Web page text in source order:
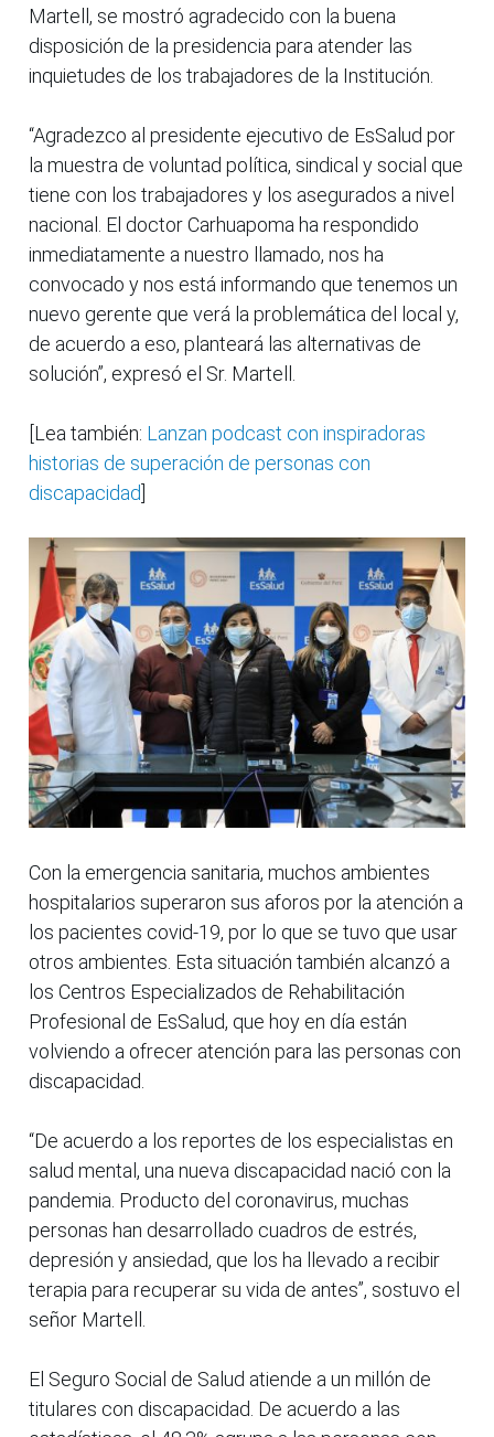
Martell, se mostró agradecido con la buena
disposición de la presidencia para atender las
inquietudes de los trabajadores de la Institución.
“Agradezco al presidente ejecutivo de EsSalud por
la muestra de voluntad política, sindical y social que
tiene con los trabajadores y los asegurados a nivel
nacional. El doctor Carhuapoma ha respondido
inmediatamente a nuestro llamado, nos ha
convocado y nos está informando que tenemos un
nuevo gerente que verá la problemática del local y,
de acuerdo a eso, planteará las alternativas de
solución”, expresó el Sr. Martell.
[Lea también: Lanzan podcast con inspiradoras
historias de superación de personas con
discapacidad]
Con la emergencia sanitaria, muchos ambientes
hospitalarios superaron sus aforos por la atención a
los pacientes covid-19, por lo que se tuvo que usar
otros ambientes. Esta situación también alcanzó a
los Centros Especializados de Rehabilitación
Profesional de EsSalud, que hoy en día están
volviendo a ofrecer atención para las personas con
discapacidad.
“De acuerdo a los reportes de los especialistas en
salud mental, una nueva discapacidad nació con la
pandemia. Producto del coronavirus, muchas
personas han desarrollado cuadros de estrés,
depresión y ansiedad, que los ha llevado a recibir
terapia para recuperar su vida de antes”, sostuvo el
señor Martell.
El Seguro Social de Salud atiende a un millón de
titulares con discapacidad. De acuerdo a las